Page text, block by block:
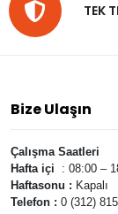
TEK
Bize Ulaşın
Çalışma Saatleri
Hafta içi : 08:00 –
Haftasonu : Kapalı
Telefon : 0 (312)